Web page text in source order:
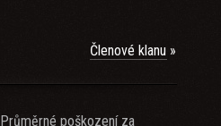
Členové klanu
Průměrné poškození za